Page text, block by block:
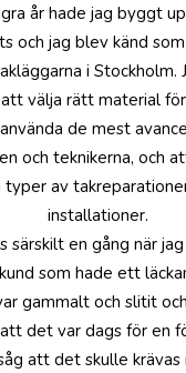
år hade jag byggt
och jag blev känd
i Stockholm.
välja rätt material
de mest
och teknikerna, och
typer av
installationer.
särskilt en gång när
som hade ett
gammalt och slitit
det var dags för en
att det skulle